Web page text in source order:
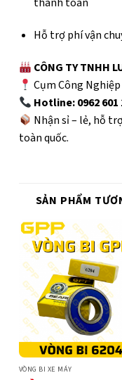
Hỗ trợ phí vận
CÔNG TY TNHH
Cụm Công
Hotline: 0962 601
Nhận sỉ – lẻ, hỗ
toàn quốc.
SẢN PHẨM
VÒNG BI XE MÁY